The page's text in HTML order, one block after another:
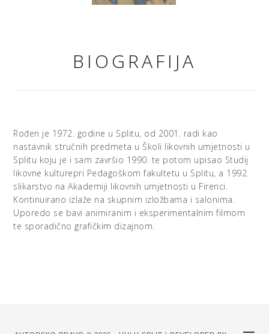
BIOGRAFIJA
Rođen je 1972. godine u Splitu, od 2001. radi kao
nastavnik stručnih predmeta u Školi likovnih umjetnosti u
Splitu koju je i sam završio 1990. te potom upisao Studij
likovne kulturepri Pedagoškom fakultetu u Splitu, a 1992.
slikarstvo na Akademiji likovnih umjetnosti u Firenci.
Kontinuirano izlaže na skupnim izložbama i salonima.
Uporedo se bavi animiranim i eksperimentalnim filmom
te sporadično grafičkim dizajnom.